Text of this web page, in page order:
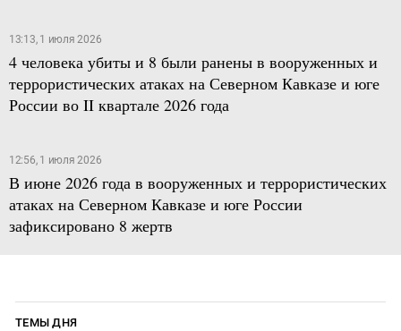
13:13, 1 июля 2026
4 человека убиты и 8 были ранены в вооруженных и
террористических атаках на Северном Кавказе и юге
России во II квартале 2026 года
12:56, 1 июля 2026
В июне 2026 года в вооруженных и террористических
атаках на Северном Кавказе и юге России
зафиксировано 8 жертв
ТЕМЫ ДНЯ